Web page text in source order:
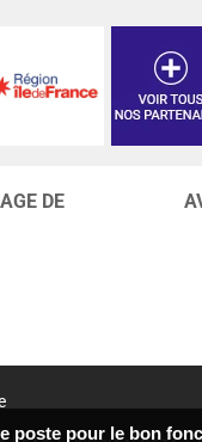
DE
poste pour le bon